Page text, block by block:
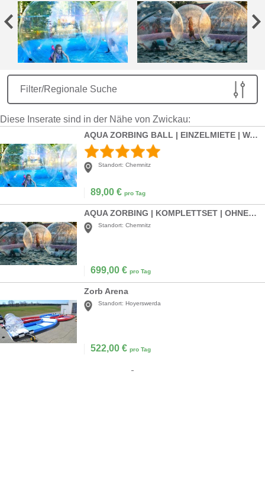
Filter/Regionale Suche
Diese Inserate sind in der Nähe von Zwickau:
AQUA ZORBING BALL | EINZELMIETE | WASSER-WALK | POOLACTION
Standort: Chemnitz
89,00 € pro Tag
AQUA ZORBING | KOMPLETTSET | OHNE PERSONAL | SOMMERSPAß | WASSERSPAß
Standort: Chemnitz
699,00 € pro Tag
Zorb Arena
Standort: Hoyerswerda
522,00 € pro Tag